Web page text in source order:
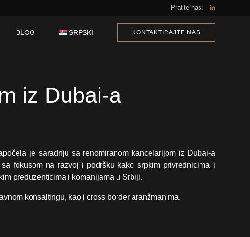
Pratite nas:
KONTAKTIRAJTE NAS
BLOG SRPSKI
iz Dubai-a
je saradnju sa renomiranom kancelarijom iz Dubai-a
fokusom na razvoj i podršku kako srpkim privrednicima i
preduzenticima i komanijama u Srbiji.
konsaltingu, kao i cross border aranžmanima.